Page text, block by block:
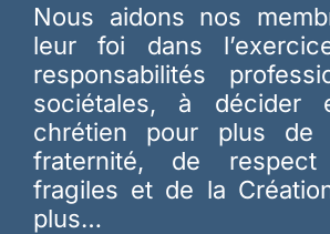
Nous aidons nos
leur foi dans
responsabilités
sociétales, à décider
chrétien pour plus de
fraternité, de
fragiles et de la
plus…